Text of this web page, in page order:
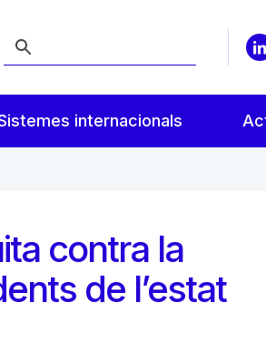
internacionals
contra la
de l’estat